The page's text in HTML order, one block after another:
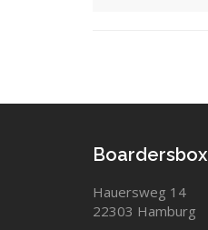
Boardersbox
Hauersweg 14
22303 Hamburg